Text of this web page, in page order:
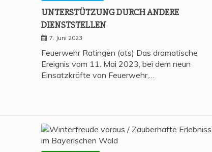
UNTER­STÜT­ZUNG DURCH ANDE­RE
DIENSTSTELLEN
7. Juni 2023
Feuerwehr Ratingen (ots) Das dramatische
Ereignis vom 11. Mai 2023, bei dem neun
Einsatzkräfte von Feuerwehr,…